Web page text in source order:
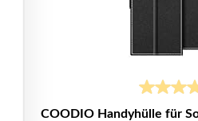
COODIO Handyhülle für